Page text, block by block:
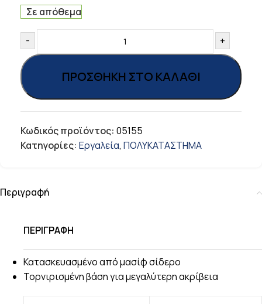
Σε απόθεμα
- +
ΠΡΟΣΘΉΚΗ ΣΤΟ ΚΑΛΆΘΙ
Κωδικός προϊόντος: 05155
Κατηγορίες: Εργαλεία, ΠΟΛΥΚΑΤΑΣΤΗΜΑ
Περιγραφή
ΠΕΡΙΓΡΑΦΗ
Κατασκευασμένο από μασίφ σίδερο
Τορνιρισμένη βάση για μεγαλύτερη ακρίβεια